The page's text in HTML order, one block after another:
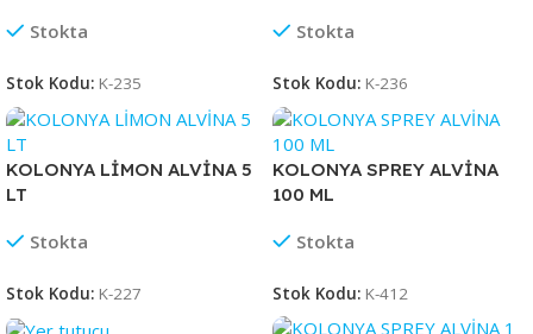
Stokta
Stok Kodu: K-235
Stokta
Stok Kodu: K-236
KOLONYA LİMON ALVİNA 5
LT
Stokta
Stok Kodu: K-227
KOLONYA SPREY ALVİNA
100 ML
Stokta
Stok Kodu: K-412